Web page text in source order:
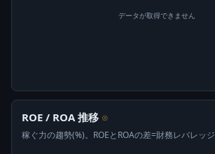
データが取得できません
ROE / ROA 推移 ⊙
稼ぐ力の趨勢(%)。ROEとROAの差=財務レバレッジ